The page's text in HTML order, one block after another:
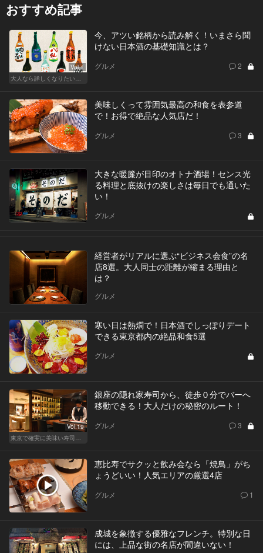
おすすめ記事
Vol.1
大人なら詳しくなりたい、お酒の基礎知識
今、アツい銘柄から読み解く！いまさら聞
けない日本酒の基礎知識とは？
グルメ 2
美味しくって雰囲気最高の和食を表参道
で！お得で絶品な人気店だ！
グルメ 3
大きな暖簾が目印のオトナ酒場！センス光
る料理と底抜けの楽しさは毎日でも通いた
い！
グルメ
経営者がリアルに選ぶ“ビジネス会食”の名
店8選。大人同士の距離が縮まる理由と
は？
グルメ
寒い日は熱燗で！日本酒でしっぽりデート
できる東京都内の絶品和食5選
グルメ
Vol.19
東京で確実に美味い寿司はここだ！
銀座の隠れ家寿司から、徒歩０分でバーへ
移動できる！大人だけの秘密のルート！
グルメ 3
恵比寿でサクッと飲み会なら「焼鳥」がち
ょうどいい！人気エリアの厳選4店
グルメ 1
成城を象徴する優雅なフレンチ。特別な日
には、上品な街の名店が間違いない！